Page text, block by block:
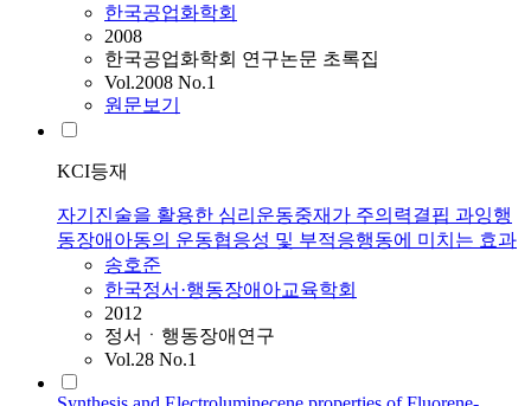
한국공업화학회
2008
한국공업화학회 연구논문 초록집
Vol.2008 No.1
원문보기
KCI등재
자기진술을 활용한 심리운동중재가 주의력결핍 과잉행
동장애아동의 운동협응성 및 부적응행동에 미치는 효과
송호준
한국정서·행동장애아교육학회
2012
정서ㆍ행동장애연구
Vol.28 No.1